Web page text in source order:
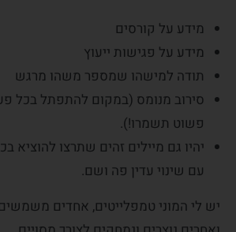
מידע על קורסים
מידע על פגישות ייעוץ
תודה למישהו שמספר משהו מרגש
סירוב מנומס (במקום להתפתל בכל
פשוט תשמרו!).
יהיו גם מיילים זהים שתרצו להוציא
עם שינוי עדין פה ושם.
יש לי המוני טמפלייטים, אחדים